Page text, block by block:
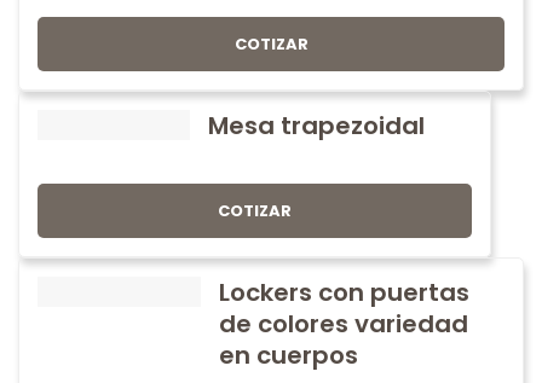
COTIZAR
Mesa trapezoidal
COTIZAR
Lockers con puertas
de colores variedad
en cuerpos